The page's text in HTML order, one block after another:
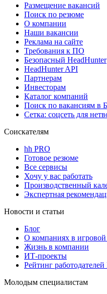
Размещение вакансий
Поиск по резюме
О компании
Наши вакансии
Реклама на сайте
Требования к ПО
Безопасный HeadHunter
HeadHunter API
Партнерам
Инвесторам
Каталог компаний
Поиск по вакансиям в
Сетка: соцсеть для
Соискателям
hh PRO
Готовое резюме
Все сервисы
Хочу у вас работать
Производственный
Экспертная
Новости и статьи
Блог
О компаниях в
Жизнь в компании
ИТ-проекты
Рейтинг работодателей
Молодым специалистам